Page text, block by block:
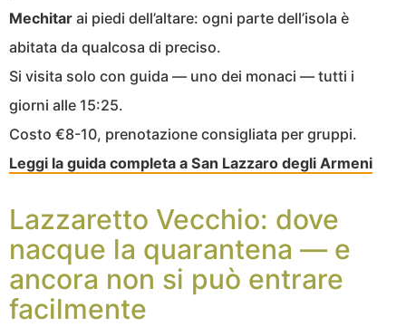
Mechitar ai piedi dell’altare: ogni parte dell’isola è
abitata da qualcosa di preciso.
Si visita solo con guida — uno dei monaci — tutti i
giorni alle 15:25.
Costo €8-10, prenotazione consigliata per gruppi.
Leggi la guida completa a San Lazzaro degli Armeni
Lazzaretto Vecchio: dove
nacque la quarantena — e
ancora non si può entrare
facilmente